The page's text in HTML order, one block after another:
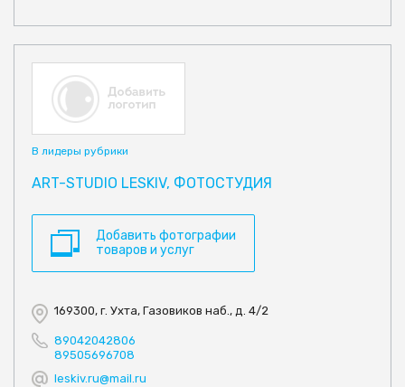
В лидеры рубрики
ART-STUDIO LESKIV, ФОТОСТУДИЯ
Добавить фотографии
товаров и услуг
169300, г. Ухта, Газовиков наб., д. 4/2
89042042806
89505696708
leskiv.ru@mail.ru